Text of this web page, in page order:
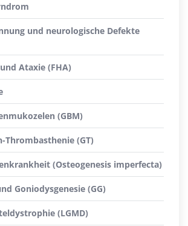
und neurologische Defekte
Ataxie (FHA)
(GBM)
Thrombasthenie (GT)
(Osteogenesis imperfecta)
Goniodysgenesie (GG)
(LGMD)